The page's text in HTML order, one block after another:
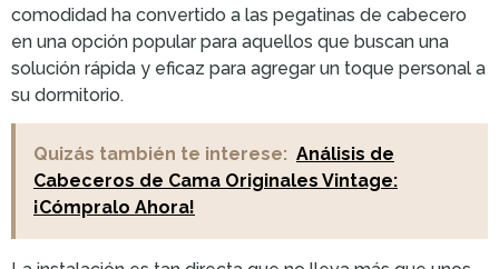
comodidad ha convertido a las pegatinas de cabecero
en una opción popular para aquellos que buscan una
solución rápida y eficaz para agregar un toque personal a
su dormitorio.
Quizás también te interese: Análisis de
Cabeceros de Cama Originales Vintage:
¡Cómpralo Ahora!